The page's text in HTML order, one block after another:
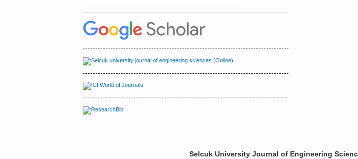
Selcuk University Journal of Engineering